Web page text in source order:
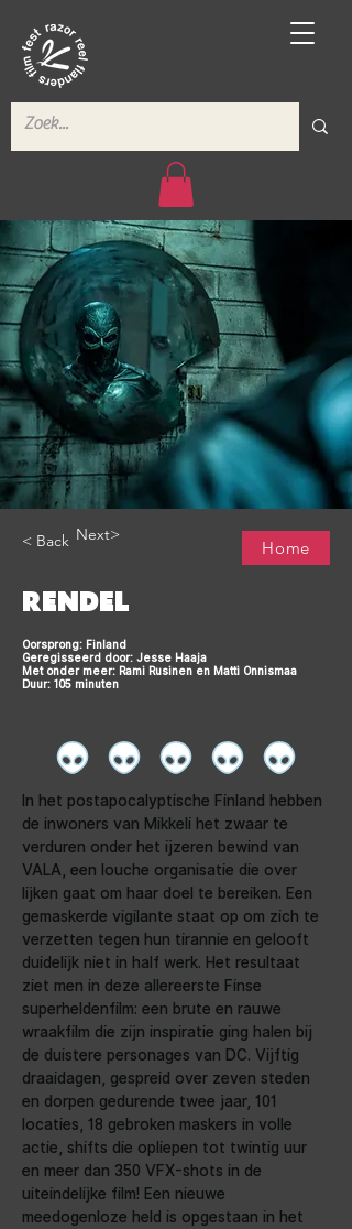
< Back Next>
Home
RENDEL
Oorsprong: Finland
Geregisseerd door: Jesse Haaja
Met onder meer: Rami Rusinen en Matti Onnismaa
Duur: 105 minuten
In het postapocalyptische Finland hebben
de inwoners van Mikkeli het zwaar te
verduren onder het ijzeren bewind van
VALA, een louche organisatie die over
lijken gaat om haar doel te bereiken. Een
gemaskerde vigilante staat op om zich te
verzetten tegen hun tirannie en gelooft
duidelijk niet in half werk. Het resultaat
ziet men in deze allereerste Finse
superheldenfilm: een brute en rauwe
wraakfilm die zijn inspiratie ging halen bij
de duistere personages van DC. Vijftig
draaidagen, gespreid over zeven steden
en dorpen gedurende twee jaar, 101
locaties, 18 gebroken maskers in volle
actie, shifts die opliepen tot twintig uur
en meer dan 350 VFX-shots in de
uiteindelijke film! Een nieuwe
meedogenloze held is opgestaan in het